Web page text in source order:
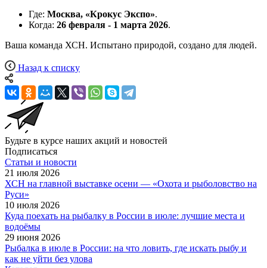
Где: Москва, «Крокус Экспо».
Когда: 26 февраля - 1 марта 2026.
Ваша команда ХСН. Испытано природой, создано для людей.
Назад к списку
Будьте в курсе наших акций и новостей
Подписаться
Статьи и новости
21 июля 2026
ХСН на главной выставке осени — «Охота и рыболовство на
Руси»
10 июля 2026
Куда поехать на рыбалку в России в июле: лучшие места и
водоёмы
29 июня 2026
Рыбалка в июле в России: на что ловить, где искать рыбу и
как не уйти без улова